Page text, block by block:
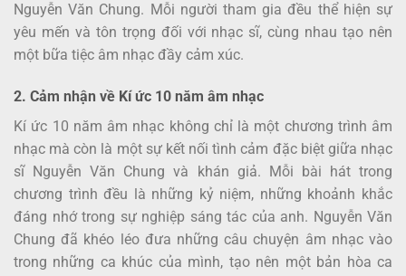
Nguyễn Văn Chung. Mỗi người tham gia đều thể hiện sự
yêu mến và tôn trọng đối với nhạc sĩ, cùng nhau tạo nên
một bữa tiệc âm nhạc đầy cảm xúc.
2. Cảm nhận về Kí ức 10 năm âm nhạc
Kí ức 10 năm âm nhạc không chỉ là một chương trình âm
nhạc mà còn là một sự kết nối tình cảm đặc biệt giữa nhạc
sĩ Nguyễn Văn Chung và khán giả. Mỗi bài hát trong
chương trình đều là những kỷ niệm, những khoảnh khắc
đáng nhớ trong sự nghiệp sáng tác của anh. Nguyễn Văn
Chung đã khéo léo đưa những câu chuyện âm nhạc vào
trong những ca khúc của mình, tạo nên một bản hòa ca